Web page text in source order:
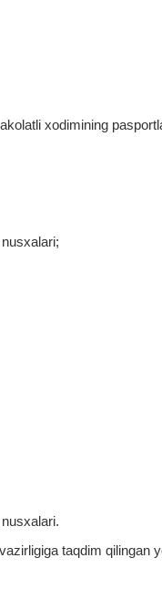
xodimining
taqdim